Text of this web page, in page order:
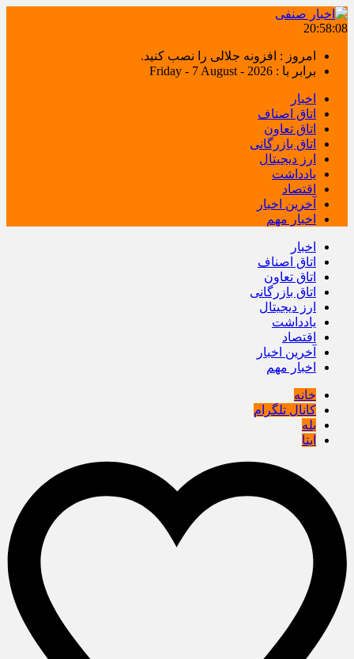
20:58:08
امروز : افزونه جلالی را نصب کنید.
برابر با : Friday - 7 August - 2026
اخبار
اتاق اصناف
اتاق تعاون
اتاق بازرگانی
ارز دیجیتال
یادداشت
اقتصاد
آخرین اخبار
اخبار مهم
اخبار
اتاق اصناف
اتاق تعاون
اتاق بازرگانی
ارز دیجیتال
یادداشت
اقتصاد
آخرین اخبار
اخبار مهم
خانه
کانال تلگرام
بله
ایتا